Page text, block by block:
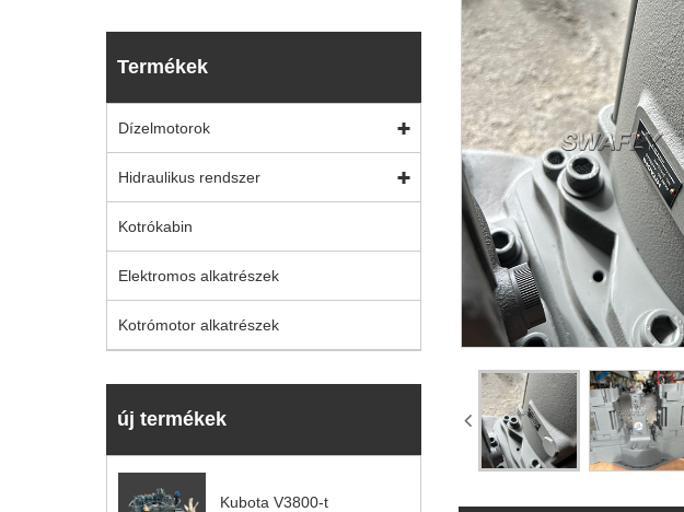
Termékek
Dízelmotorok
Hidraulikus rendszer
Kotrókabin
Elektromos alkatrészek
Kotrómotor alkatrészek
új termékek
Kubota V3800-t